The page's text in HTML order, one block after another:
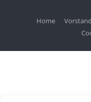
Home Vorstand